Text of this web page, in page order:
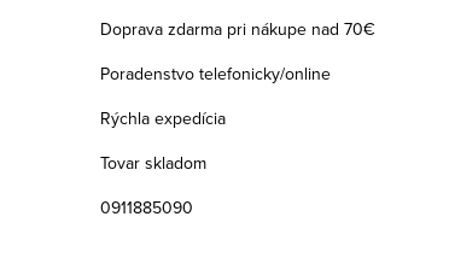
Doprava zdarma pri nákupe nad 70€
Poradenstvo telefonicky/online
Rýchla expedícia
Tovar skladom
0911885090